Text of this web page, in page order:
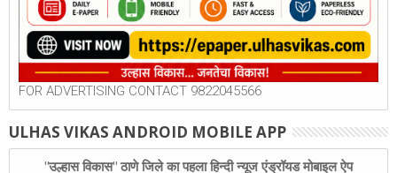
FOR ADVERTISING CONTACT 9822045566
ULHAS VIKAS ANDROID MOBILE APP
"उल्हास विकास" ठाणे जिले का पहला हिन्दी न्यूज एंड्रॉयड मोबाइल ऐप